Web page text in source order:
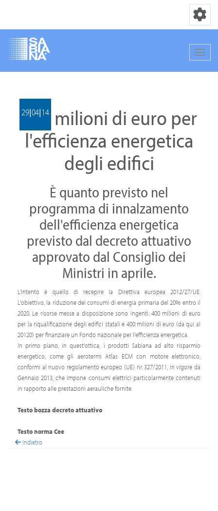
contenuto
principale
Toggle
29|04|14
800 milioni di euro per
l'efficienza energetica
degli edifici
È quanto previsto nel
programma di innalzamento
dell'efficienza energetica
previsto dal decreto attuativo
approvato dal Consiglio dei
Ministri in aprile.
L'intento è quello di recepire la Direttiva europea 2012/27/UE.
L'obiettivo, la riduzione dei consumi di energia primaria del 20% entro il
2020. Le risorse messe a disposizione sono ingenti: 400 milioni di euro
per la riqualificazione degli edifici statali e 400 milioni di euro (da qui al
20120) per finanziare un Fondo nazionale per l'efficienza energetica.
In primo piano, in quest'ottica, i prodotti Sabiana ad alto risparmio
energetico, come gli aerotermi Atlas ECM con motore elettronico,
conformi al nuovo regolamento europeo (UE) nr. 327/2011, in vigore da
Gennaio 2013, che impone consumi elettrici particolarmente contenuti
in rapporto alle prestazioni aerauliche fornite.
Testo bozza decreto attuativo
Testo norma Cee
Indietro